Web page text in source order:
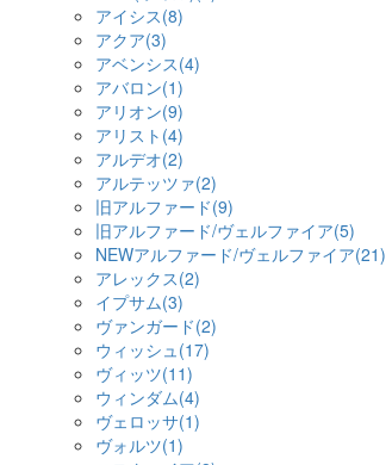
アイシス(8)
アクア(3)
アベンシス(4)
アバロン(1)
アリオン(9)
アリスト(4)
アルデオ(2)
アルテッツァ(2)
旧アルファード(9)
旧アルファード/ヴェルファイア(5)
NEWアルファード/ヴェルファイア(21)
アレックス(2)
イプサム(3)
ヴァンガード(2)
ウィッシュ(17)
ヴィッツ(11)
ウィンダム(4)
ヴェロッサ(1)
ヴォルツ(1)